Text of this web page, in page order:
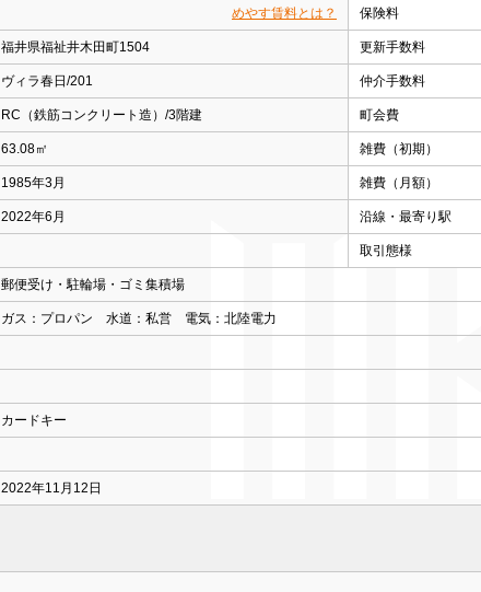
めやす賃料とは？ 保険料
福井県福祉井木田町1504 更新手数料
ヴィラ春日/201 仲介手数料
RC（鉄筋コンクリート造）/3階建 町会費
63.08㎡ 雑費（初期）
1985年3月 雑費（月額）
2022年6月 沿線・最寄り駅
取引態様
郵便受け・駐輪場・ゴミ集積場
ガス：プロパン 水道：私営 電気：北陸電力
カードキー
2022年11月12日